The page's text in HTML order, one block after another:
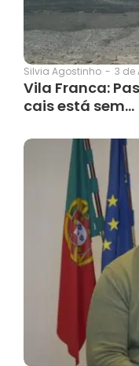
Silvia Agostinho - 3 de
Vila Franca:
cais está sem…